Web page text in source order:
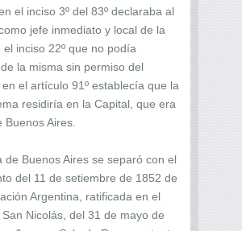
el inciso 3º del 83º declaraba al
jefe inmediato y local de la
el inciso 22º que no podía
la misma sin permiso del
el artículo 91º establecía que la
residiría en la Capital, que era
Buenos Aires.
de Buenos Aires se separó con el
del 11 de setiembre de 1852 de
Argentina, ratificada en el
Nicolás, del 31 de mayo de